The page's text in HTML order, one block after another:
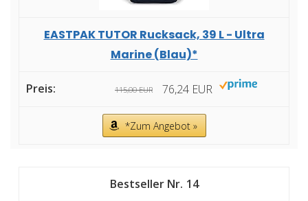
EASTPAK TUTOR Rucksack, 39 L - Ultra
Marine (Blau)*
115,00 EUR 76,24 EUR
*Zum Angebot »
14